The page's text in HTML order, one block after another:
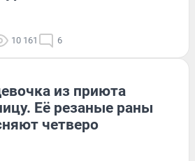
10 161 6
из приюта
Её резаные раны
четверо